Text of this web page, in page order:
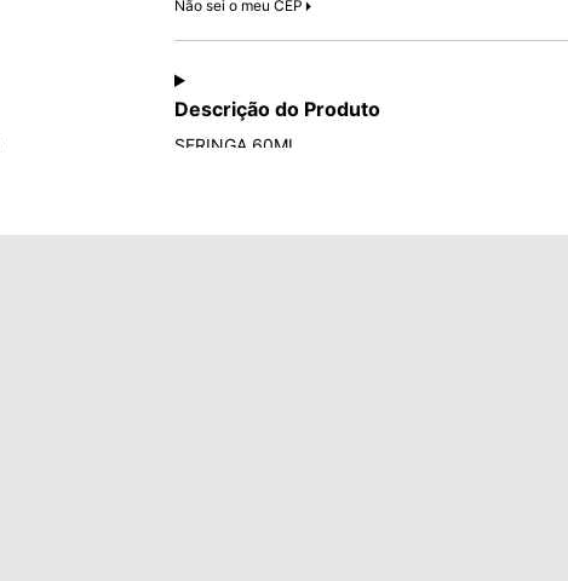
Não sei o meu CEP
Descrição do Produto
SERINGA 60ML